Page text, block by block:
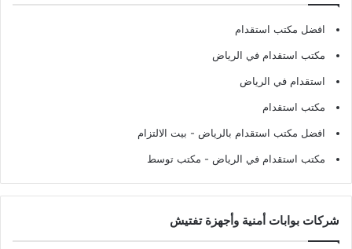
افضل مكتب استقدام
مكتب استقدام في الرياض
استقدام في الرياض
مكتب استقدام
افضل مكتب استقدام بالرياض - بيت الالتزام
مكتب استقدام في الرياض - مكتب توسط
شركات بوابات أمنية وأجهزة تفتيش